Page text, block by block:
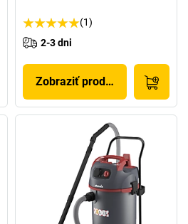
(1)
2-3 dni
Zobraziť produkt